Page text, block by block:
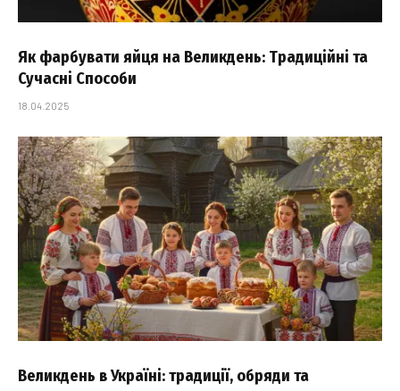
Як фарбувати яйця на Великдень: Традиційні та
Сучасні Способи
18.04.2025
Великдень в Україні: традиції, обряди та